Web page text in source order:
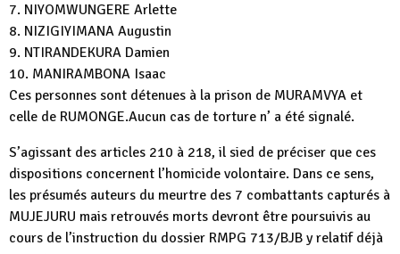
7. NIYOMWUNGERE Arlette
8. NIZIGIYIMANA Augustin
9. NTIRANDEKURA Damien
10. MANIRAMBONA Isaac
Ces personnes sont détenues à la prison de MURAMVYA et
celle de RUMONGE.Aucun cas de torture n’ a été signalé.
S’agissant des articles 210 à 218, il sied de préciser que ces
dispositions concernent l’homicide volontaire. Dans ce sens,
les présumés auteurs du meurtre des 7 combattants capturés à
MUJEJURU mais retrouvés morts devront être poursuivis au
cours de l’instruction du dossier RMPG 713/BJB y relatif déjà